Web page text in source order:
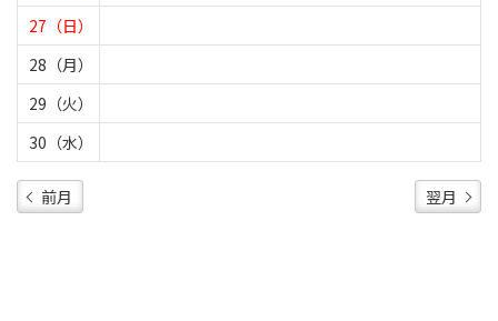
27（日）
28（月）
29（火）
30（水）
前月 翌月